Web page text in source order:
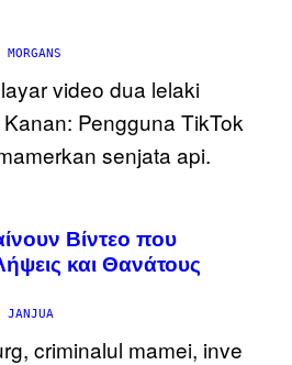
Βίντεο που
και Θανάτους
JANJUA